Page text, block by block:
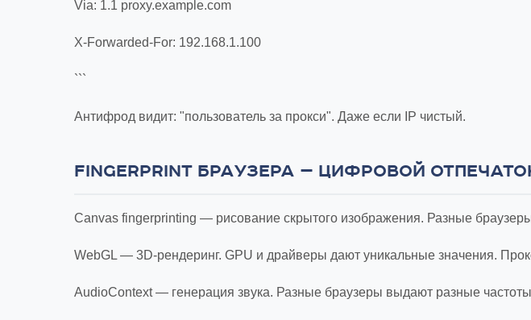
Via: 1.1 proxy.example.com
X-Forwarded-For: 192.168.1.100
```
Антифрод видит: "пользователь за прокси". Даже если IP чистый.
FINGERPRINT БРАУЗЕРА — ЦИФРОВОЙ
Canvas fingerprinting — рисование скрытого изображения. Разные
WebGL — 3D-рендеринг. GPU и драйверы дают уникальные значения.
AudioContext — генерация звука. Разные браузеры выдают разные